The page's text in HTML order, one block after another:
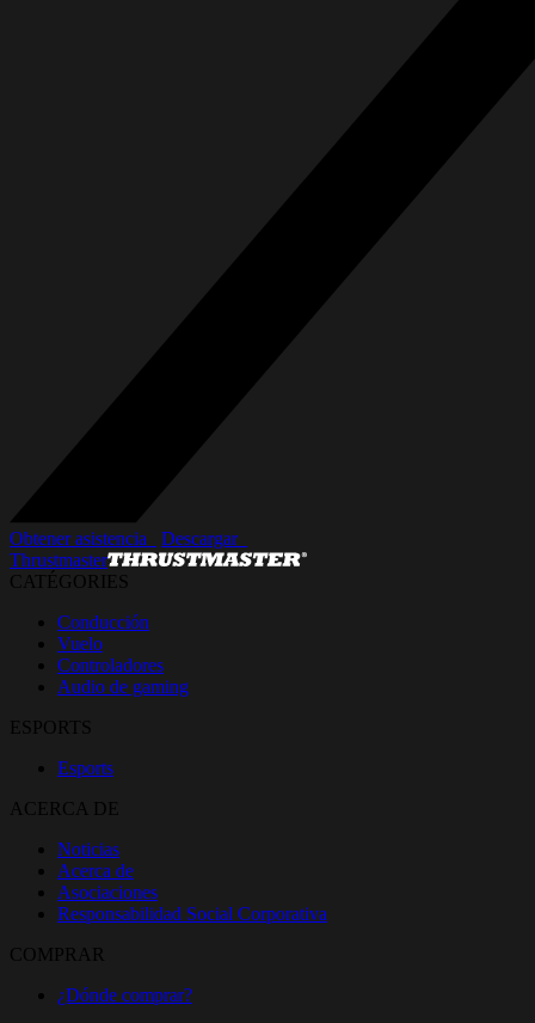
Obtener asistencia_
Descargar_
Thrustmaster
CATÉGORIES
Conducción
Vuelo
Controladores
Audio de gaming
ESPORTS
Esports
ACERCA DE
Noticias
Acerca de
Asociaciones
Responsabilidad Social Corporativa
COMPRAR
¿Dónde comprar?